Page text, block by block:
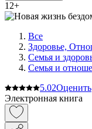
12+
Все
Здоровье,
Семья и
Семья и
5.02Оценить
Электронная книга